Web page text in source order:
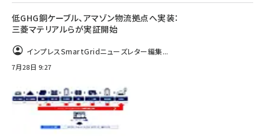
低GHG銅ケーブル、アマゾン物流拠点へ実装：
三菱マテリアルらが実証開始
インプレスSmartGridニューズレター編集...
7月28日 9:27